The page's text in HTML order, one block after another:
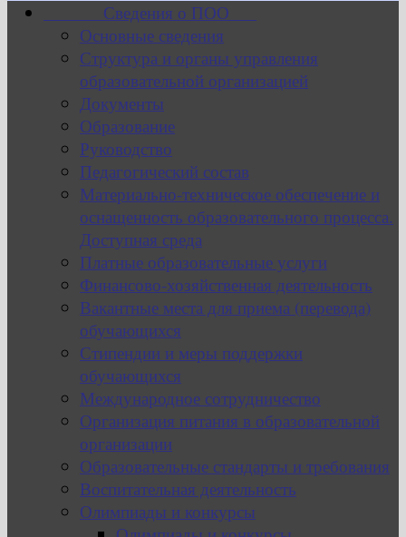
Сведения о ПОО
Основные сведения
Структура и органы управления
образовательной организацией
Документы
Образование
Руководство
Педагогический состав
Материально-техническое обеспечение и
оснащенность образовательного процесса.
Доступная среда
Платные образовательные услуги
Финансово-хозяйственная деятельность
Вакантные места для приема (перевода)
обучающихся
Стипендии и меры поддержки
обучающихся
Международное сотрудничество
Организация питания в образовательной
организации
Образовательные стандарты и требования
Воспитательная деятельность
Олимпиады и конкурсы